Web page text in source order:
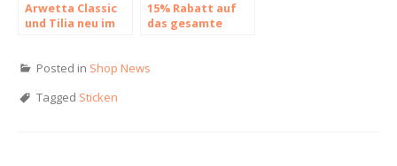
Arwetta Classic
und Tilia neu im
15% Rabatt auf
das gesamte
Posted in Shop News
Tagged Sticken